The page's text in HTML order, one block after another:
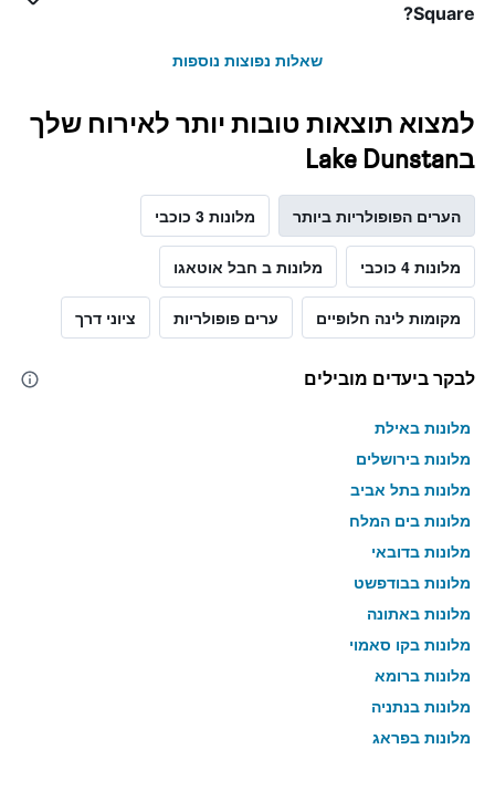
Square?
שאלות נפוצות נוספות
למצוא תוצאות טובות יותר לאירוח שלך
בLake Dunstan
הערים הפופולריות ביותר מלונות 3 כוכבי
מלונות 4 כוכבי מלונות ב חבל אוטאגו
מקומות לינה חלופיים ערים פופולריות ציוני דרך
לבקר ביעדים מובילים
מלונות באילת
מלונות בירושלים
מלונות בתל אביב
מלונות בים המלח
מלונות בדובאי
מלונות בבודפשט
מלונות באתונה
מלונות בקו סאמוי
מלונות ברומא
מלונות בנתניה
מלונות בפראג